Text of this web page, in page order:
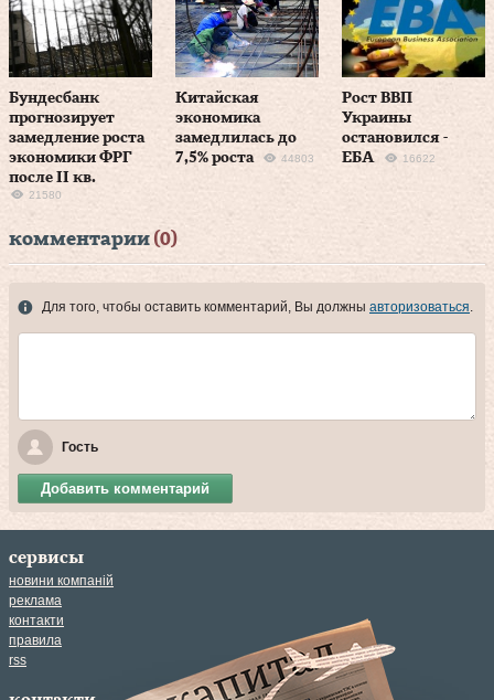
Бундесбанк
прогнозирует
замедление роста
экономики ФРГ
после II кв.
21580
Китайская
экономика
замедлилась до
7,5% роста
44803
Рост ВВП
Украины
остановился -
ЕБА
16622
комментарии (0)
Для того, чтобы оставить комментарий, Вы должны авторизоваться.
Гость
Добавить комментарий
сервисы
новини компаній
реклама
контакти
правила
rss